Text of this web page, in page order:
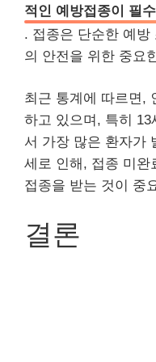
적인 예방접종이 필
. 접종은 단순한 예방
의 안전을 위한 중요
최근 통계에 따르면,
하고 있으며, 특히 13
서 가장 많은 환자가
세로 인해, 접종 미완
접종을 받는 것이 중
결론